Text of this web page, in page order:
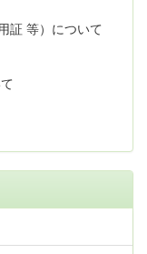
証 等）について